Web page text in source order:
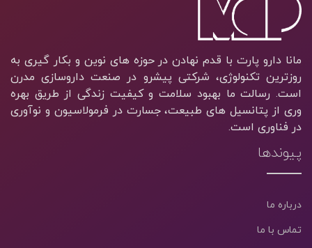
مانا دارو پارت با قدم نهادن در حوزه های نوین و بکار گیری به
روزترین تکنولوژی، شرکتی پیشرو در صنعت داروسازی مدرن
است. رسالت ما بهبود سلامت و کیفیت زندگی از طریق بهره
وری از پتانسیل های طبیعت، جسارت در فرمولاسیون و نوآوری
در فناوری است.
پیوندها
درباره ما
تماس با ما